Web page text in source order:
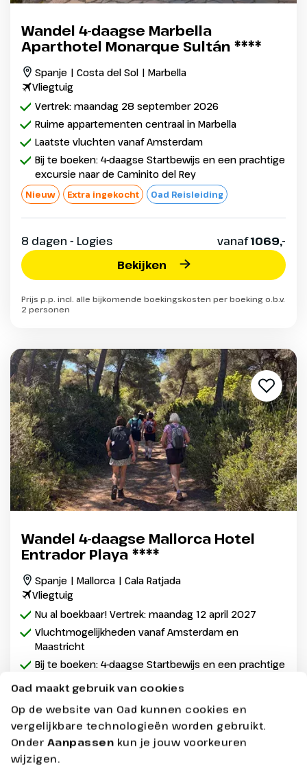
Oad maakt gebruik van cookies
Op de website van Oad kunnen cookies en
vergelijkbare technologieën worden gebruikt.
Onder Aanpassen kun je jouw voorkeuren
wijzigen.
Wandel 4-daagse Marbella
Aparthotel Monarque Sultán ****
Spanje | Costa del Sol | Marbella
Vliegtuig
Vertrek: maandag 28 september 2026
Ruime appartementen centraal in Marbella
Laatste vluchten vanaf Amsterdam
Bij te boeken: 4-daagse Startbewijs en een prachtige
excursie naar de Caminito del Rey
Nieuw Extra ingekocht Oad Reisleiding
8 dagen - Logies vanaf1069,-
Bekijken
Prijs p.p. incl. alle bijkomende boekingskosten per boeking o.b.v.
2 personen
Wandel 4-daagse Mallorca Hotel
Entrador Playa ****
Spanje | Mallorca | Cala Ratjada
Vliegtuig
Nu al boekbaar! Vertrek: maandag 12 april 2027
Vluchtmogelijkheden vanaf Amsterdam en
Maastricht
Bij te boeken: 4-daagse Startbewijs en een prachtige
8 dagen - Halfpension vanaf1069,-
Bekijken